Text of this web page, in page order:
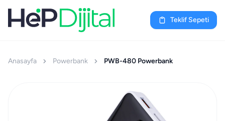
Teklif Sepeti
Anasayfa Powerbank PWB-480 Powerbank